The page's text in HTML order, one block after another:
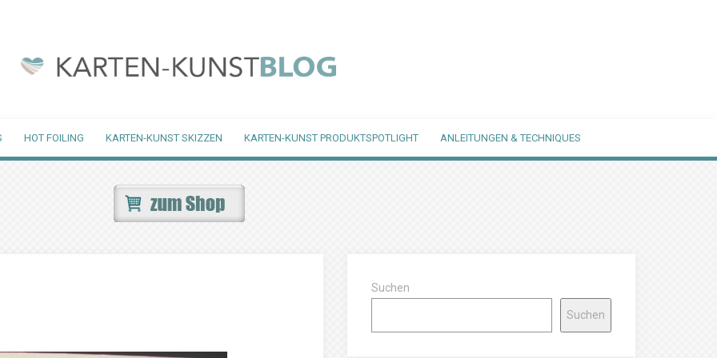
HOT FOILING KARTEN-KUNST SKIZZEN KARTEN-KUNST PRODUKTSPOTLIGHT ANLEITUNGEN & TECHNIQUES
Suchen
Suchen